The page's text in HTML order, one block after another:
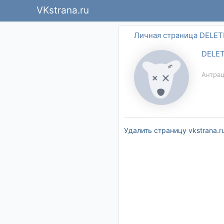
VKstrana.ru
Личная страница
Удалить страницу